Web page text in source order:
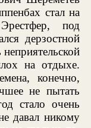
стал на
под
дерзостной
на отдыхе.
конечно,
не пытать
стало очень
давал никому